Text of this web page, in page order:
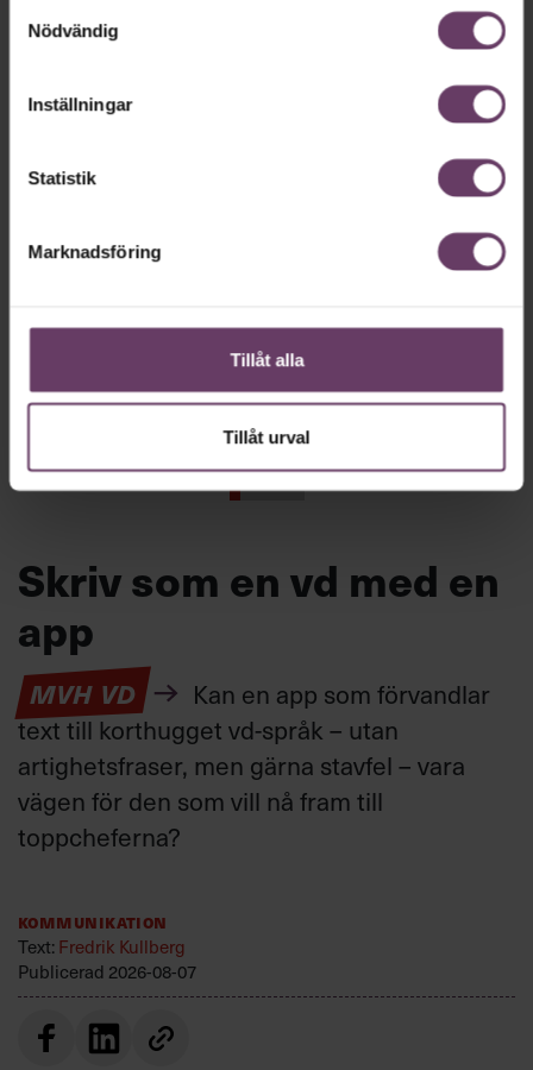
Nödvändig
Inställningar
Statistik
Marknadsföring
Tillåt alla
Tillåt urval
Hälsa
Annonssamarbete: Hälsa
Skriv som en vd med en
app
MVH VD
Kan en app som förvandlar
text till korthugget vd-språk – utan
artighetsfraser, men gärna stavfel – vara
vägen för den som vill nå fram till
toppcheferna?
Kommunikation
Text:Fredrik Kullberg
Publicerad 2026-08-07